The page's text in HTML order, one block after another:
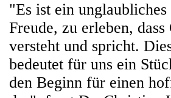
"Es ist ein
Freude, zu erleben,
versteht und spricht.
bedeutet für uns ein
den Beginn für einen